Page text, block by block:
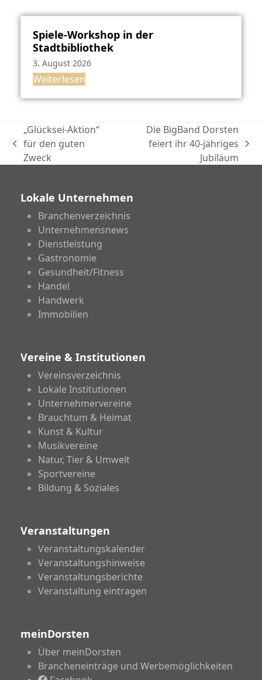
Spiele-Workshop in der
Stadtbibliothek
3. August 2026
Weiterlesen
vorheriger
Beitrag:
„Glücksei-Aktion“
für den guten
Zweck
Nächster
Beitrag:
Die BigBand Dorsten
feiert ihr 40-jähriges
Jubiläum
Lokale Unternehmen
Branchenverzeichnis
Unternehmensnews
Dienstleistung
Gastronomie
Gesundheit/Fitness
Handel
Handwerk
Immobilien
Vereine & Institutionen
Vereinsverzeichnis
Lokale Institutionen
Unternehmervereine
Brauchtum & Heimat
Kunst & Kultur
Musikvereine
Natur, Tier & Umwelt
Sportvereine
Bildung & Soziales
Veranstaltungen
Veranstaltungskalender
Veranstaltungshinweise
Veranstaltungsberichte
Veranstaltung eintragen
meinDorsten
Über meinDorsten
Brancheneinträge und Werbemöglichkeiten